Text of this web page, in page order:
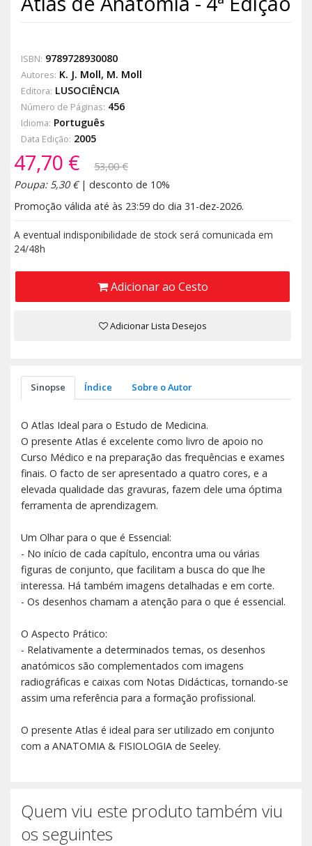
ISBN: 9789728930080
Autores: K. J. Moll, M. Moll
Editora: LUSOCIÊNCIA
Número de Páginas: 456
Idioma: Português
Data Edição: 2005
47,70 €
53,00 €
Poupa: 5,30 €| desconto de 10%
Promoção válida até às 23:59 do dia 31-dez-2026.
A eventual indisponibilidade de stock será comunicada em
24/48h
Adicionar ao Cesto
Adicionar Lista Desejos
Sinopse Índice Sobre o Autor
O Atlas Ideal para o Estudo de Medicina.
O presente Atlas é excelente como livro de apoio no
Curso Médico e na preparação das frequências e exames
finais. O facto de ser apresentado a quatro cores, e a
elevada qualidade das gravuras, fazem dele uma óptima
ferramenta de aprendizagem.
Um Olhar para o que é Essencial:
- No início de cada capítulo, encontra uma ou várias
figuras de conjunto, que facilitam a busca do que lhe
interessa. Há também imagens detalhadas e em corte.
- Os desenhos chamam a atenção para o que é essencial.
O Aspecto Prático:
- Relativamente a determinados temas, os desenhos
anatómicos são complementados com imagens
radiográficas e caixas com Notas Didácticas, tornando-se
assim uma referência para a formação profissional.
O presente Atlas é ideal para ser utilizado em conjunto
com a ANATOMIA & FISIOLOGIA de Seeley.
Quem viu este produto também viu
os seguintes